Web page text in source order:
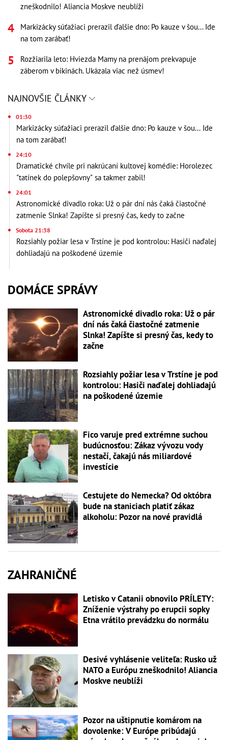
zneškodnilo! Aliancia Moskve neublíži
Markizácky súťažiaci prerazil ďalšie dno: Po kauze v šou... Ide
na tom zarábať!
Rozžiarila leto: Hviezda Mamy na prenájom prekvapuje
záberom v bikinách. Ukázala viac než úsmev!
NAJNOVŠIE ČLÁNKY
01:30
Markizácky súťažiaci prerazil ďalšie dno: Po kauze v šou... Ide
na tom zarábať!
24:10
Dramatické chvíle pri nakrúcaní kultovej komédie: Horolezec
"tatínek do polepšovny" sa takmer zabil!
24:01
Astronomické divadlo roka: Už o pár dní nás čaká čiastočné
zatmenie Slnka! Zapíšte si presný čas, kedy to začne
Sobota 21:38
Rozsiahly požiar lesa v Trstíne je pod kontrolou: Hasiči naďalej
dohliadajú na poškodené územie
DOMÁCE SPRÁVY
Astronomické divadlo roka: Už o pár
dní nás čaká čiastočné zatmenie
Slnka! Zapíšte si presný čas, kedy to
začne
Rozsiahly požiar lesa v Trstíne je pod
kontrolou: Hasiči naďalej dohliadajú
na poškodené územie
Fico varuje pred extrémne suchou
budúcnosťou: Zákaz vývozu vody
nestačí, čakajú nás miliardové
investície
Cestujete do Nemecka? Od októbra
bude na staniciach platiť zákaz
alkoholu: Pozor na nové pravidlá
ZAHRANIČNÉ
Letisko v Catanii obnovilo PRÍLETY:
Zníženie výstrahy po erupcii sopky
Etna vrátilo prevádzku do normálu
Desivé vyhlásenie veliteľa: Rusko už
NATO a Európu zneškodnilo! Aliancia
Moskve neublíži
Pozor na uštipnutie komárom na
dovolenke: V Európe pribúdajú